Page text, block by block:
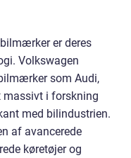
er deres
Volkswagen
som Audi,
massivt i forskning
med bilindustrien.
af avancerede
køretøjer og